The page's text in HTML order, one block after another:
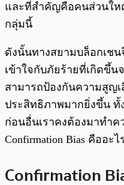
และที่สำคัญคือคนส่วนให
กลุ่มนี้
ดังนั้นทางสยามบล็อกเช
เข้าใจกับภัยร้ายที่เกิดขึ้น
สามารถป้องกันความสูญ
ประสิทธิภาพมากยิ่งขึ้น
ก่อนอื่นเราคงต้องมาทำค
Confirmation Bias คืออะไ
Confirmation